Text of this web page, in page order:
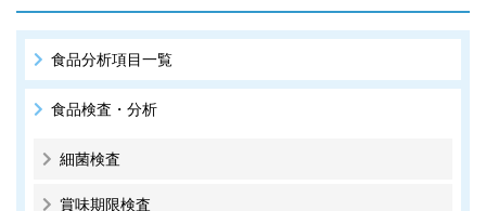
食品分析項目一覧
食品検査・分析
細菌検査
賞味期限検査